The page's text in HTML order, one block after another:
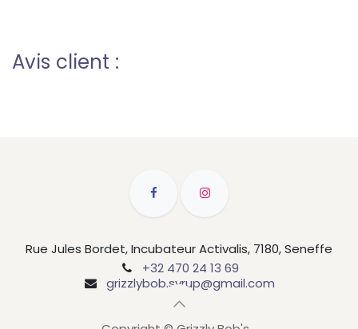
Avis client :
Rue Jules Bordet, Incubateur Activalis, 7180, Seneffe
+32 470 24 13 69
grizzlybob.syrup@gmail.com